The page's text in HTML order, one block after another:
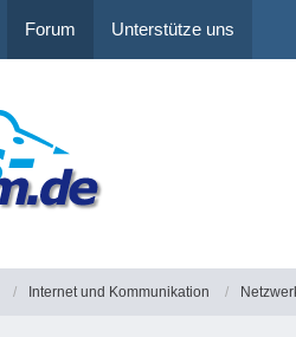
Forum Unterstütze uns
Internet und Kommunikation